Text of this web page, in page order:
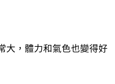
大，體力和氣色也變得好